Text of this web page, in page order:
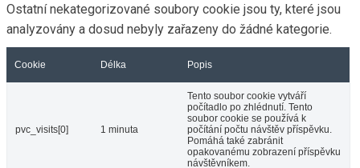
Ostatní nekategorizované soubory cookie jsou ty, které jsou
analyzovány a dosud nebyly zařazeny do žádné kategorie.
Cookie Délka Popis
pvc_visits[0] 1 minuta
Tento soubor cookie vytváří
počítadlo po zhlédnutí. Tento
soubor cookie se používá k
počítání počtu návštěv příspěvku.
Pomáhá také zabránit
opakovanému zobrazení příspěvku
návštěvníkem.